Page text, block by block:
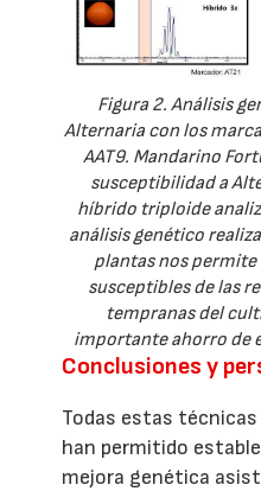
Figura 2. Análisis
Alternaria con los
AAT9. Mandarino
susceptibilidad a
híbrido triploide
análisis genético
plantas nos
susceptibles de las
tempranas del
importante ahorro de
Conclusiones y
Todas estas
han permitido
mejora genética